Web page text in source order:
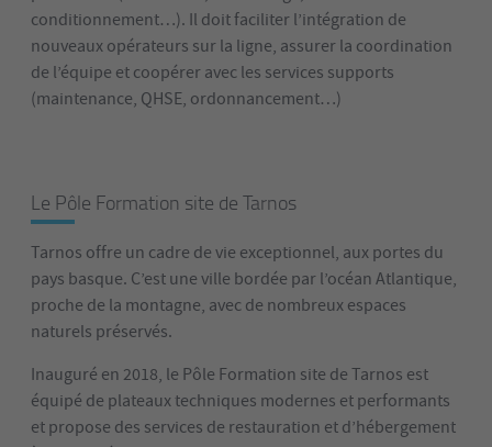
conditionnement…). Il doit faciliter l’intégration de
nouveaux opérateurs sur la ligne, assurer la coordination
de l’équipe et coopérer avec les services supports
(maintenance, QHSE, ordonnancement…)
Le Pôle Formation site de Tarnos
Tarnos offre un cadre de vie exceptionnel, aux portes du
pays basque. C’est une ville bordée par l’océan Atlantique,
proche de la montagne, avec de nombreux espaces
naturels préservés.
Inauguré en 2018, le Pôle Formation site de Tarnos est
équipé de plateaux techniques modernes et performants
et propose des services de restauration et d’hébergement